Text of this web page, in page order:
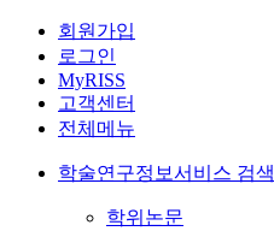
회원가입
로그인
MyRISS
고객센터
전체메뉴
학술연구정보서비스 검색
학위논문